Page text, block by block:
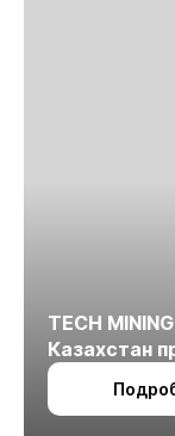
TECH MINING
Казахстан
октября в